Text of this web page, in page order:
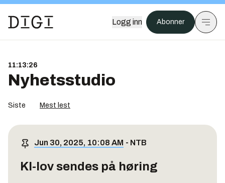
Logg inn Abonner
11:13:27
Nyhetsstudio
Siste Mest lest
Jun 30, 2025, 10:08 AM - NTB
KI-lov sendes på høring